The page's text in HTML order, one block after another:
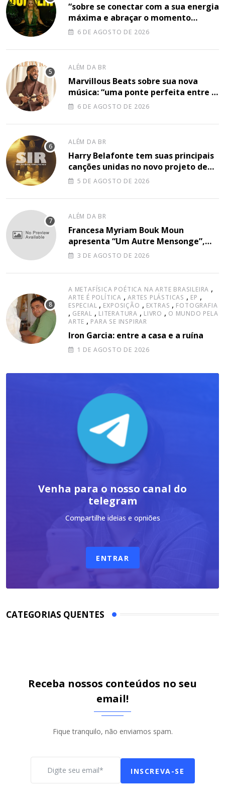
“sobre se conectar com a sua energia
máxima e abraçar o momento
plenamente”, disse Shery M sobre
6 DE AGOSTO DE 2026
ALÉM DA BR
Marvillous Beats sobre sua nova
música: “uma ponte perfeita entre o
hip-hop underground e a elegância
6 DE AGOSTO DE 2026
ALÉM DA BR
Harry Belafonte tem suas principais
canções unidas no novo projeto de
Sir5 DE AGOSTO DE 2026
ALÉM DA BR
Francesa Myriam Bouk Moun
apresenta “Um Autre Mensonge”,
canção à capella
3 DE AGOSTO DE 2026
A METAFÍSICA POÉTICA NA ARTE BRASILEIRA ,
ARTE É POLÍTICA , ARTES PLÁSTICAS , EP ,
ESPECIAL , EXPOSIÇÃO , EXTRAS , FOTOGRAFIA
, GERAL , LITERATURA , LIVRO , O MUNDO PELA
ARTE , PARA SE INSPIRAR
Iron Garcia: entre a casa e a ruína
1 DE AGOSTO DE 2026
Venha para o nosso canal do
telegram
Compartilhe ideias e opniões
ENTRAR
CATEGORIAS QUENTES
Receba nossos conteúdos no seu
email!
Fique tranquilo, não enviamos spam.
INSCREVA-SE